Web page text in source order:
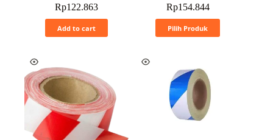
Rp122.863
Add to cart
Rp154.844
Pilih Produk